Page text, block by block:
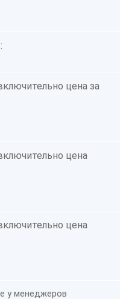
цена за
цена
цена
у менеджеров